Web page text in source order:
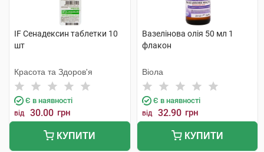
IF Сенадексин таблетки 10
шт
Красота та Здоров'я
Є в наявності
від 30.00 грн
КУПИТИ
Вазелінова олія 50 мл 1
флакон
Віола
Є в наявності
від 32.90 грн
КУПИТИ